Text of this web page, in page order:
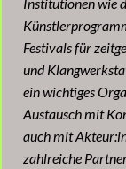
Institutionen wie
Festivals für
und
ein wichtiges
Austausch mit
auch mit
zahlreiche